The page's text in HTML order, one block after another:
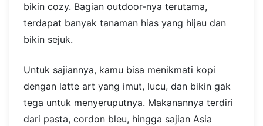
bikin cozy. Bagian outdoor-nya terutama,
terdapat banyak tanaman hias yang hijau dan
bikin sejuk.
Untuk sajiannya, kamu bisa menikmati kopi
dengan latte art yang imut, lucu, dan bikin gak
tega untuk menyeruputnya. Makanannya terdiri
dari pasta, cordon bleu, hingga sajian Asia